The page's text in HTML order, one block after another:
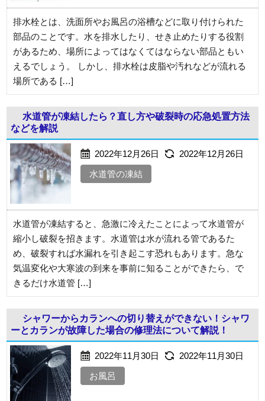
排水栓とは、洗面所やお風呂の浴槽などに取り付けられた
部品のことです。水を排水したり、せき止めたりする役割
があるため、場所によってはなくてはならない部品ともい
えるでしょう。 しかし、排水栓は皮脂や汚れなどが流れる
場所である […]
水道管が凍結したら？直し方や破裂時の応急処置方法
などを解説
2022年12月26日
2022年12月26日
水道管の凍結
水道管が凍結すると、急激に冷えたことによって水道管が
縮小し破裂を招きます。水道管は水が流れる管であるた
め、破裂すれば水漏れを引き起こす恐れもあります。急な
気温変化や大寒波の到来を事前に知ることができたら、で
きるだけ水道管 […]
シャワーからカランへの切り替えができない！シャワ
ーとカランが故障した場合の修理法について解説！
2022年11月30日
2022年11月30日
お風呂